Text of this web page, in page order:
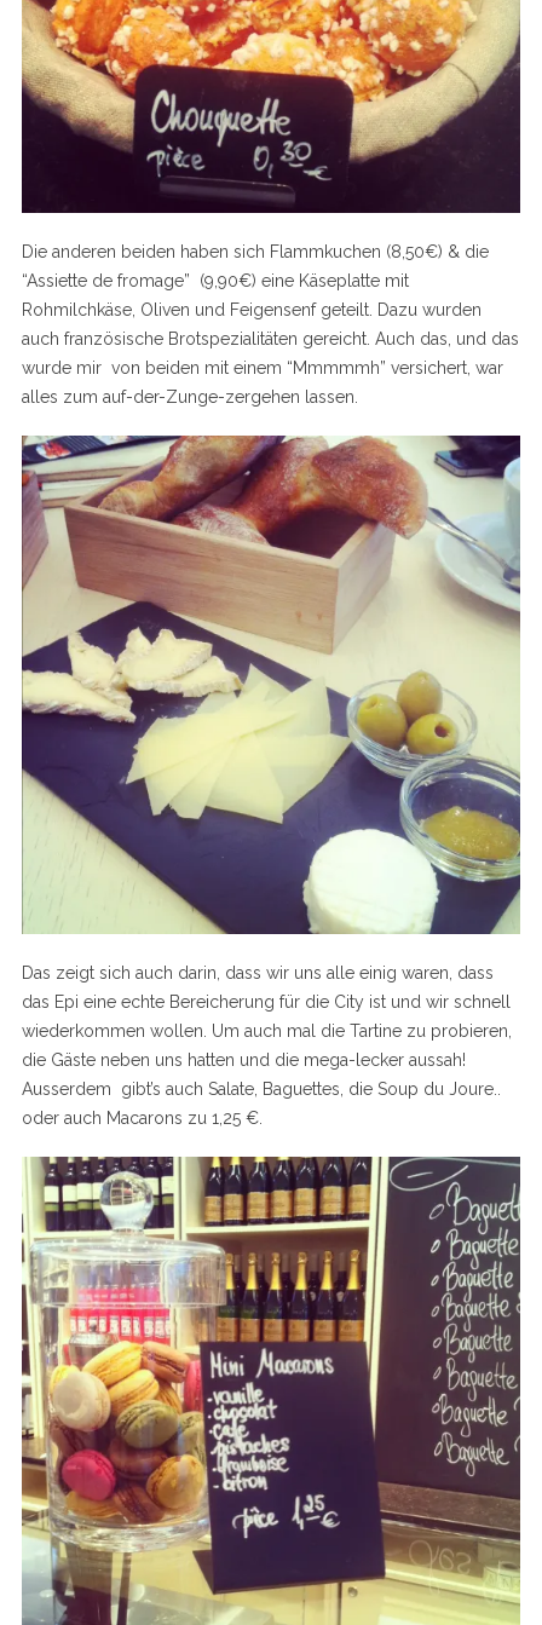
Die anderen beiden haben sich Flammkuchen (8,50€) & die
“Assiette de fromage” (9,90€) eine Käseplatte mit
Rohmilchkäse, Oliven und Feigensenf geteilt. Dazu wurden
auch französische Brotspezialitäten gereicht. Auch das, und das
wurde mir von beiden mit einem “Mmmmmh” versichert, war
alles zum auf-der-Zunge-zergehen lassen.
Das zeigt sich auch darin, dass wir uns alle einig waren, dass
das Epi eine echte Bereicherung für die City ist und wir schnell
wiederkommen wollen. Um auch mal die Tartine zu probieren,
die Gäste neben uns hatten und die mega-lecker aussah!
Ausserdem gibt’s auch Salate, Baguettes, die Soup du Joure..
oder auch Macarons zu 1,25 €.